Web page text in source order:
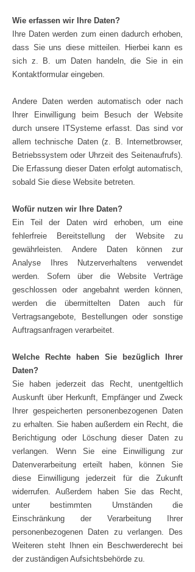
Wie erfassen wir Ihre Daten?
Ihre Daten werden zum einen dadurch erhoben,
dass Sie uns diese mitteilen. Hierbei kann es
sich z. B. um Daten handeln, die Sie in ein
Kontaktformular eingeben.
Andere Daten werden automatisch oder nach
Ihrer Einwilligung beim Besuch der Website
durch unsere ITSysteme erfasst. Das sind vor
allem technische Daten (z. B. Internetbrowser,
Betriebssystem oder Uhrzeit des Seitenaufrufs).
Die Erfassung dieser Daten erfolgt automatisch,
sobald Sie diese Website betreten.
Wofür nutzen wir Ihre Daten?
Ein Teil der Daten wird erhoben, um eine
fehlerfreie Bereitstellung der Website zu
gewährleisten. Andere Daten können zur
Analyse Ihres Nutzerverhaltens verwendet
werden. Sofern über die Website Verträge
geschlossen oder angebahnt werden können,
werden die übermittelten Daten auch für
Vertragsangebote, Bestellungen oder sonstige
Auftragsanfragen verarbeitet.
Welche Rechte haben Sie bezüglich Ihrer
Daten?
Sie haben jederzeit das Recht, unentgeltlich
Auskunft über Herkunft, Empfänger und Zweck
Ihrer gespeicherten personenbezogenen Daten
zu erhalten. Sie haben außerdem ein Recht, die
Berichtigung oder Löschung dieser Daten zu
verlangen. Wenn Sie eine Einwilligung zur
Datenverarbeitung erteilt haben, können Sie
diese Einwilligung jederzeit für die Zukunft
widerrufen. Außerdem haben Sie das Recht,
unter bestimmten Umständen die
Einschränkung der Verarbeitung Ihrer
personenbezogenen Daten zu verlangen. Des
Weiteren steht Ihnen ein Beschwerderecht bei
der zuständigen Aufsichtsbehörde zu.